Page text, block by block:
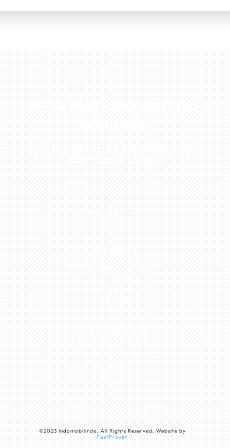
Miliki Mobil Impian Anda
Sekarang!
Kunjungi Atau Hubungi Dealer Resmi
Kami Di Kota Anda!
0813-1054-7548
JAKARTA
Perumahan Boulevard
Taman Surya 3 Blok h2,
No.27, Jakarta –
Indonesia
TANGERANG
Husein Sastra Negara,
No.8 Jurumudi Tangerang
– Indonesia
©2023Indomobilindo, All Rights Reserved, Website by
FastProven